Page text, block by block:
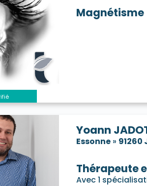
Magnétisme
Yoann
Essonne »
Thérapeute
Avec 1